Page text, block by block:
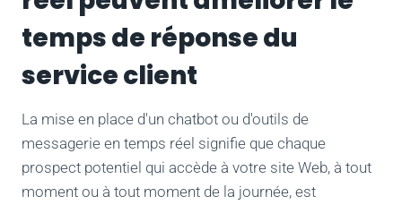
temps de réponse du
service client
La mise en place d'un chatbot ou d'outils de
messagerie en temps réel signifie que chaque
prospect potentiel qui accède à votre site Web, à tout
moment ou à tout moment de la journée, est